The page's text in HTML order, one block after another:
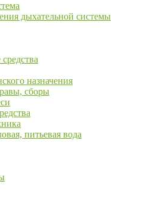
дыхательной системы
назначения
сборы
питьевая вода